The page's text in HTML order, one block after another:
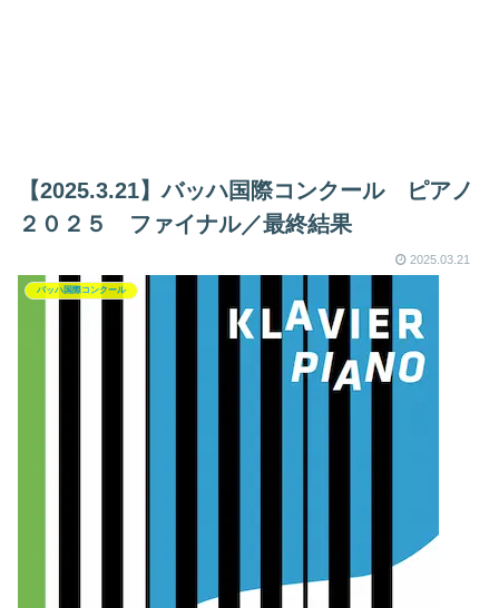
【2025.3.21】バッハ国際コンクール ピアノ
２０２５ ファイナル／最終結果
2025.03.21
バッハ国際コンクール